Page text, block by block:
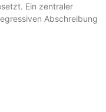
Ein zentraler
Abschreibung